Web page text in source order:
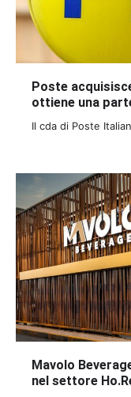
Poste
ottiene una
Il cda di Poste
Mavolo
nel settore